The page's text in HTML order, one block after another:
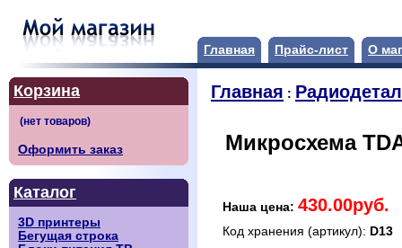
Главная Прайс-лист О
Корзина
Оформить заказ
Каталог
3D принтеры
Бегущая строка
Главная :
Микросхема
Наша цена: 430.00руб.
Код хранения (артикул): D13